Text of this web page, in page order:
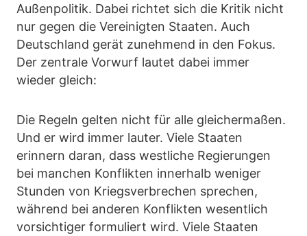
Außenpolitik. Dabei richtet sich die Kritik nicht
nur gegen die Vereinigten Staaten. Auch
Deutschland gerät zunehmend in den Fokus.
Der zentrale Vorwurf lautet dabei immer
wieder gleich:
Die Regeln gelten nicht für alle gleichermaßen.
Und er wird immer lauter. Viele Staaten
erinnern daran, dass westliche Regierungen
bei manchen Konflikten innerhalb weniger
Stunden von Kriegsverbrechen sprechen,
während bei anderen Konflikten wesentlich
vorsichtiger formuliert wird. Viele Staaten